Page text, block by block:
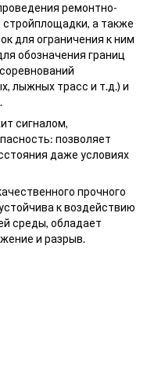
ремонтно-
а также
для ограничения к ним
обозначения границ
лыжных трасс и т.д.) и
сигналом,
позволяет
даже условиях
прочного
к воздействию
среды, обладает
и разрыв.